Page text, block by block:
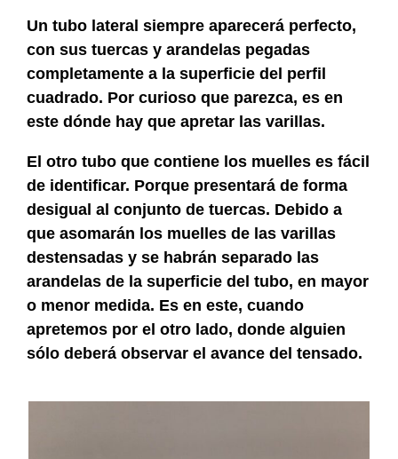
Un tubo lateral siempre aparecerá perfecto,
con sus tuercas y arandelas pegadas
completamente a la superficie del perfil
cuadrado. Por curioso que parezca, es en
este dónde hay que apretar las varillas.
El otro tubo que contiene los muelles es fácil
de identificar. Porque presentará de forma
desigual al conjunto de tuercas. Debido a
que asomarán los muelles de las varillas
destensadas y se habrán separado las
arandelas de la superficie del tubo, en mayor
o menor medida. Es en este, cuando
apretemos por el otro lado, donde alguien
sólo deberá observar el avance del tensado.